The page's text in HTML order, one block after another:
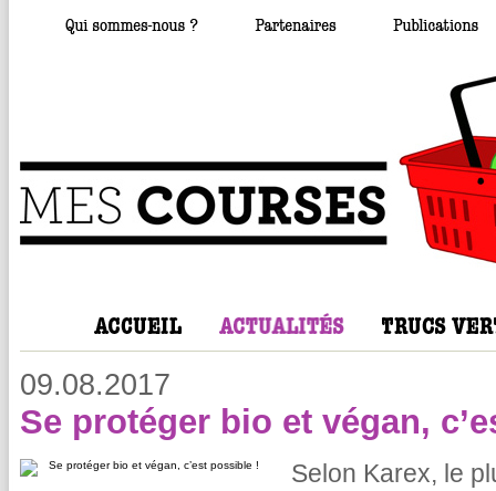
09.08.2017
Se protéger bio et végan,
Selon Karex, le